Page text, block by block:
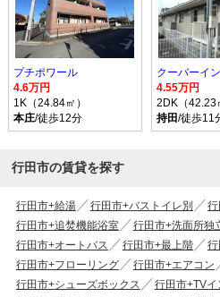
プチポワール
4.6万円
1K（24.84㎡）
本庄/徒歩12分
クーバーイ
4.55万円
2DK（42.23
持田/徒歩11
行田市の賃貸を探す
行田市+給湯 行田市+バストイレ別
行
行田市+追焚機能浴室
行田市+洗面所独
行田市+オートバス
行田市+最上階
行
行田市+フローリング
行田市+エアコン
行田市+シューズボックス
行田市+TVイ